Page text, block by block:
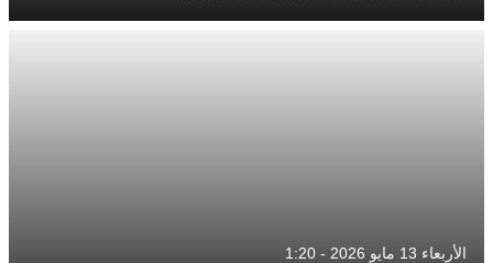
الأربعاء 13 مايو 2026 - 1:20